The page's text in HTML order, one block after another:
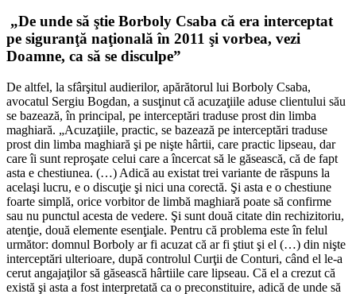
„De unde să ştie Borboly Csaba că era interceptat
pe siguranţă naţională în 2011 şi vorbea, vezi
Doamne, ca să se disculpe”
De altfel, la sfârşitul audierilor, apărătorul lui Borboly Csaba,
avocatul Sergiu Bogdan, a susţinut că acuzaţiile aduse clientului său
se bazează, în principal, pe interceptări traduse prost din limba
maghiară. „Acuzaţiile, practic, se bazează pe interceptări traduse
prost din limba maghiară şi pe nişte hârtii, care practic lipseau, dar
care îi sunt reproşate celui care a încercat să le găsească, că de fapt
asta e chestiunea. (…) Adică au existat trei variante de răspuns la
acelaşi lucru, e o discuţie şi nici una corectă. Şi asta e o chestiune
foarte simplă, orice vorbitor de limbă maghiară poate să confirme
sau nu punctul acesta de vedere. Şi sunt două citate din rechizitoriu,
atenţie, două elemente esenţiale. Pentru că problema este în felul
următor: domnul Borboly ar fi acuzat că ar fi ştiut şi el (…) din nişte
interceptări ulterioare, după controlul Curţii de Conturi, când el le-a
cerut angajaţilor să găsească hârtiile care lipseau. Că el a crezut că
există şi asta a fost interpretată ca o preconstituire, adică de unde să